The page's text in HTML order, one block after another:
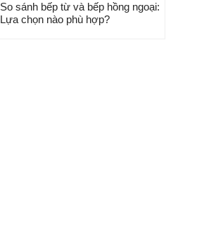
So sánh bếp từ và bếp hồng ngoại:
Lựa chọn nào phù hợp?